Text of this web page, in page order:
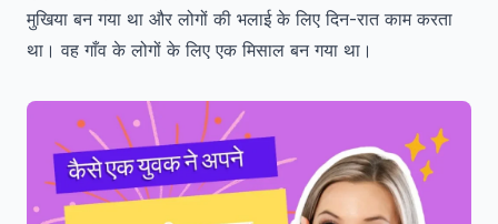
मुखिया बन गया था और लोगों की भलाई के लिए दिन-रात काम करता
था। वह गाँव के लोगों के लिए एक मिसाल बन गया था।